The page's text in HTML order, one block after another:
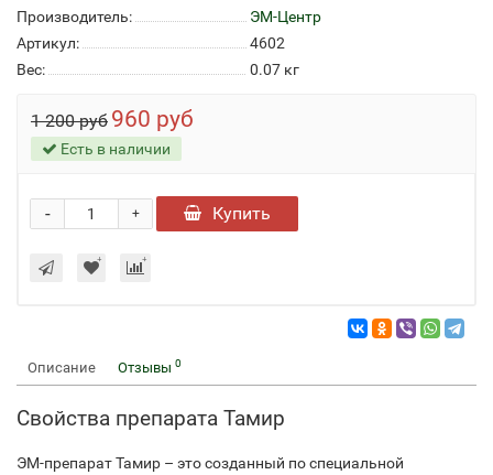
Производитель:
ЭМ-Центр
Артикул:
4602
Вес:
0.07 кг
1 200 руб 960 руб
Есть в наличии
+
- Купить
Описание Отзывы 0
Свойства препарата Тамир
ЭМ-препарат Тамир – это созданный по специальной